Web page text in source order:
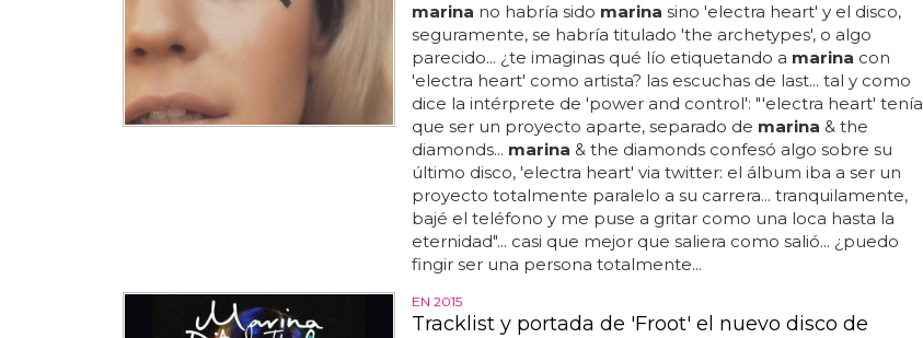
marina no habría sido marina sino 'electra heart' y el disco,
seguramente, se habría titulado 'the archetypes', o algo
parecido... ¿te imaginas qué lío etiquetando a marina con
'electra heart' como artista? las escuchas de last... tal y como
dice la intérprete de 'power and control': "'electra heart' tenía
que ser un proyecto aparte, separado de marina & the
diamonds... marina & the diamonds confesó algo sobre su
último disco, 'electra heart' via twitter: el álbum iba a ser un
proyecto totalmente paralelo a su carrera... tranquilamente,
bajé el teléfono y me puse a gritar como una loca hasta la
eternidad"... casi que mejor que saliera como salió... ¿puedo
fingir ser una persona totalmente...
EN 2015
Tracklist y portada de 'Froot' el nuevo disco de